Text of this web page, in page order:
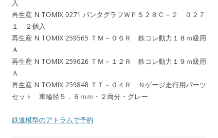
入
再生産 N TOMIX 0271 パンタグラフＷＰＳ２８Ｃ－２ ０２７
１ ２個入
再生産 N TOMIX 259565 ＴＭ－０６Ｒ 鉄コレ動力１８ｍ級用
Ａ
再生産 N TOMIX 259626 ＴＭ－１２Ｒ 鉄コレ動力１９ｍ級用
Ａ
再生産 N TOMIX 259848 ＴＴ－０４Ｒ Ｎゲージ走行用パーツ
セット 車輪径５．６ｍｍ・２両分・グレー
鉄道模型のアトラムで予約